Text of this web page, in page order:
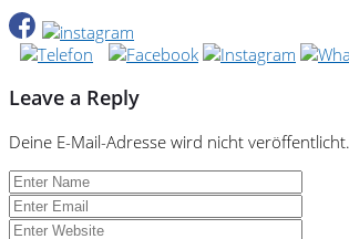
Leave a Reply
Deine E-Mail-Adresse wird nicht veröffentlicht.